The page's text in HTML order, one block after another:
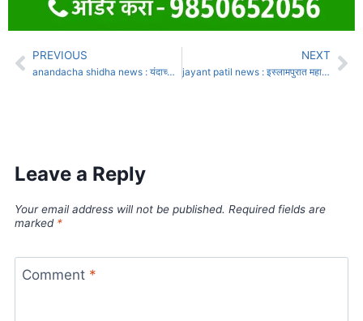
PREVIOUS
anandacha shidha news : यंदाच्या गणेशोत्सवात आनंदाचा शिधा मिळणार नाही
NEXT
jayant patil news : इस्लामपुरात महादेवी हत्तीसाठी शरदचंद्र पवार पक्षाच्यावतीने निदर्शने
Leave a Reply
Your email address will not be published. Required fields are
marked *
Comment *